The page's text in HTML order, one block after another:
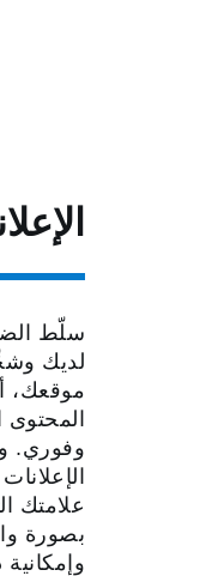
سلّط
لديك
موقعك،
وفوري.
علامتك
بصورة